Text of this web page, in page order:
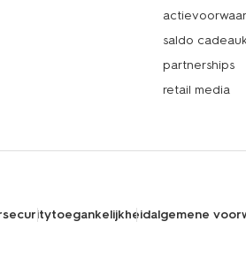
saldo
partnerships
retail media
securitytoegankelijkheidalgemene